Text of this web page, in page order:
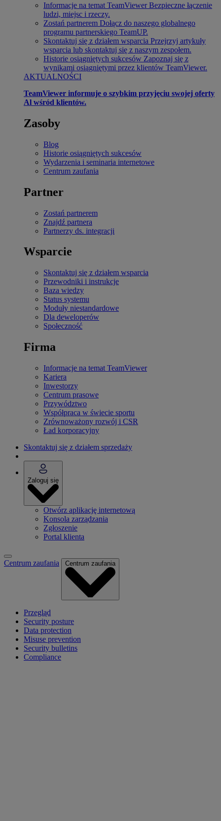
Informacje na temat TeamViewer Bezpieczne łączenie
ludzi, miejsc i rzeczy.
Zostań partnerem Dołącz do naszego globalnego
programu partnerskiego TeamUP.
Skontaktuj się z działem wsparcia Przejrzyj artykuły
wsparcia lub skontaktuj się z naszym zespołem.
Historie osiągniętych sukcesów Zapoznaj się z
wynikami osiągniętymi przez klientów TeamViewer.
AKTUALNOŚCI
TeamViewer informuje o szybkim przyjęciu swojej oferty
Al wśród klientów.
Zasoby
Blog
Historie osiągniętych sukcesów
Wydarzenia i seminaria internetowe
Centrum zaufania
Partner
Zostań partnerem
Znajdź partnera
Partnerzy ds. integracji
Wsparcie
Skontaktuj się z działem wsparcia
Przewodniki i instrukcje
Baza wiedzy
Status systemu
Moduły niestandardowe
Dla deweloperów
Społeczność
Firma
Informacje na temat TeamViewer
Kariera
Inwestorzy
Centrum prasowe
Przywództwo
Współpraca w świecie sportu
Zrównoważony rozwój i CSR
Ład korporacyjny
Skontaktuj się z działem sprzedaży
Zaloguj się
Otwórz aplikację internetową
Konsola zarządzania
Zgłoszenie
Portal klienta
Centrum zaufania Centrum zaufania
Przegląd
Security posture
Data protection
Misuse prevention
Security bulletins
Compliance